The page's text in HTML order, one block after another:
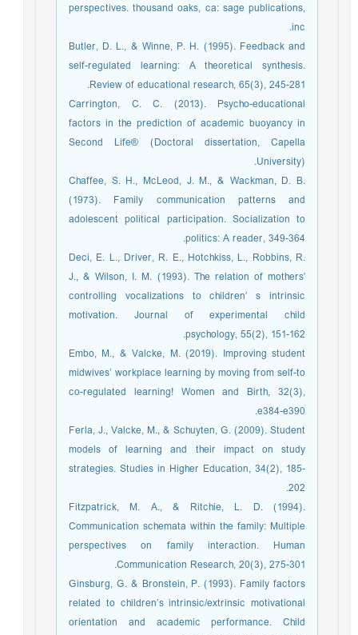
perspectives. thousand oaks, ca: sage publications,
inc.
Butler, D. L., & Winne, P. H. (1995). Feedback and
self-regulated learning: A theoretical synthesis.
Review of educational research, 65(3), 245-281.
Carrington, C. C. (2013). Psycho-educational
factors in the prediction of academic buoyancy in
Second Life® (Doctoral dissertation, Capella
University).
Chaffee, S. H., McLeod, J. M., & Wackman, D. B.
(1973). Family communication patterns and
adolescent political participation. Socialization to
politics: A reader, 349-364.
Deci, E. L., Driver, R. E., Hotchkiss, L., Robbins, R.
J., & Wilson, I. M. (1993). The relation of mothers′
controlling vocalizations to children′ s intrinsic
motivation. Journal of experimental child
psychology, 55(2), 151-162.
Embo, M., & Valcke, M. (2019). Improving student
midwives’ workplace learning by moving from self-to
co-regulated learning! Women and Birth, 32(3),
e384-e390.
Ferla, J., Valcke, M., & Schuyten, G. (2009). Student
models of learning and their impact on study
strategies. Studies in Higher Education, 34(2), 185-
202.
Fitzpatrick, M. A., & Ritchie, L. D. (1994).
Communication schemata within the family: Multiple
perspectives on family interaction. Human
Communication Research, 20(3), 275-301.
Ginsburg, G. & Bronstein, P. (1993). Family factors
related to children’s intrinsic/extrinsic motivational
orientation and academic performance. Child